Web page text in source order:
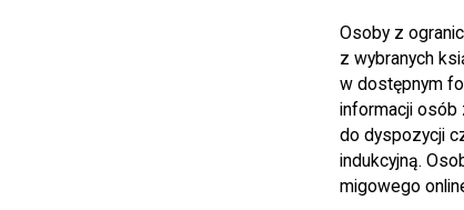
Osoby z
z wybranych
w dostępnym
informacji osób
do dyspozycji
indukcyjną.
migowego